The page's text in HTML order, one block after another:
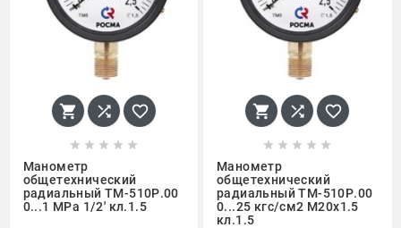
  
    
Манометр
общетехнический
радиальный ТМ-510Р.00
0...1 МРа 1/2' кл.1.5
  
    
Манометр
общетехнический
радиальный ТМ-510Р.00
0...25 кгс/см2 М20х1.5
кл.1.5